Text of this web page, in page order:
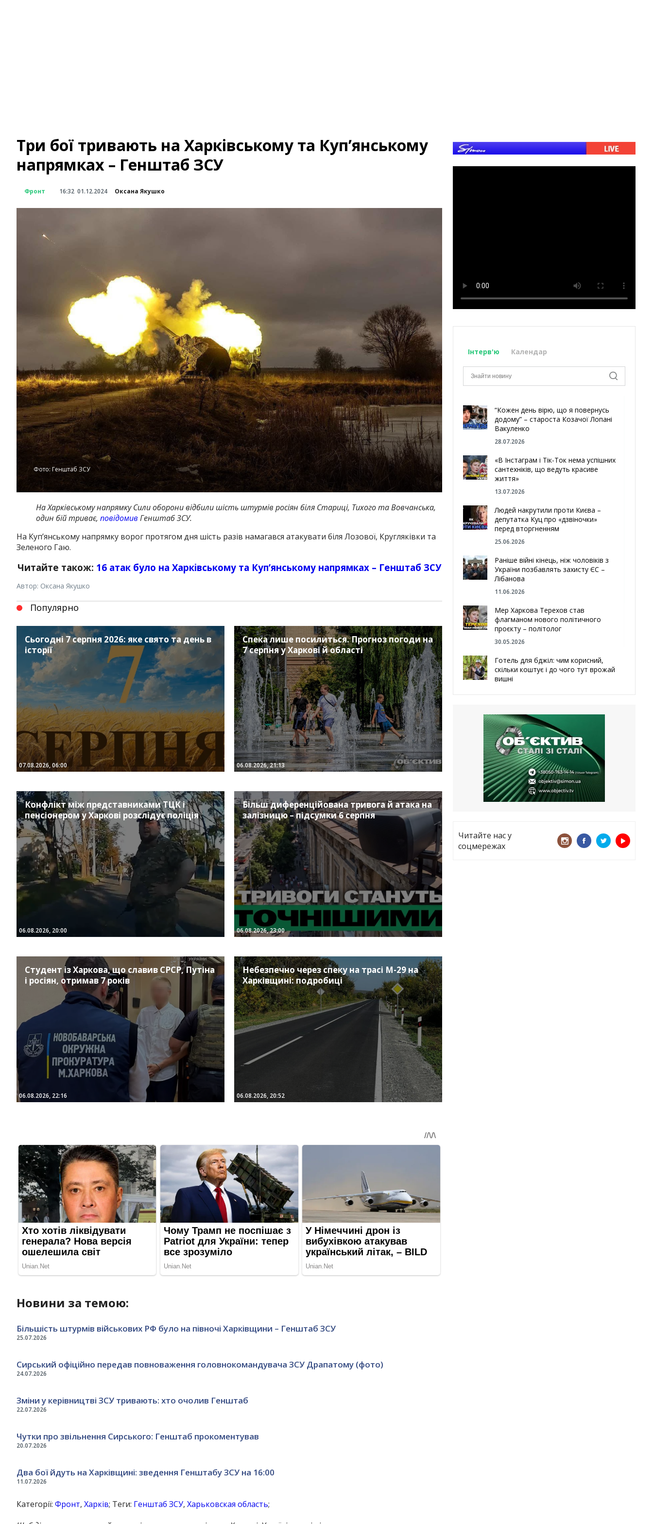
Три бої тривають на Харківському та Куп’янському
напрямках – Генштаб ЗСУ
Фронт 16:32 01.12.2024 Оксана Якушко
Фото: Генштаб ЗСУ
На Харківському напрямку Сили оборони відбили шість штурмів росіян біля Стариці, Тихого та Вовчанська,
один бій триває, повідомив Генштаб ЗСУ.
На Куп’янському напрямку ворог протягом дня шість разів намагався атакувати біля Лозової, Кругляківки та
Зеленого Гаю.
Читайте також: 16 атак було на Харківському та Куп’янському напрямках – Генштаб ЗСУ
Автор: Оксана Якушко
Популярно
Сьогодні 7 серпня 2026: яке свято та день в
історії
07.08.2026, 06:00
Спека лише посилиться. Прогноз погоди на
7 серпня у Харкові й області
06.08.2026, 21:13
Конфлікт між представниками ТЦК і
пенсіонером у Харкові розслідує поліція
06.08.2026, 20:00
Більш диференційована тривога й атака на
залізницю – підсумки 6 серпня
06.08.2026, 23:00
Студент із Харкова, що славив СРСР, Путіна
і росіян, отримав 7 років
06.08.2026, 22:16
Небезпечно через спеку на трасі М-29 на
Харківщині: подробиці
06.08.2026, 20:52
Новини за темою:
25.07.2026
Більшість штурмів військових РФ було на півночі Харківщини – Генштаб ЗСУ
24.07.2026
Сирський офіційно передав повноваження головнокомандувача ЗСУ Драпатому (фото)
22.07.2026
Зміни у керівництві ЗСУ тривають: хто очолив Генштаб
20.07.2026
Чутки про звільнення Сирського: Генштаб прокоментував
11.07.2026
Два бої йдуть на Харківщині: зведення Генштабу ЗСУ на 16:00
Категорії: Фронт, Харків; Теги: Генштаб ЗСУ, Харьковская область;
Інтерв'ю Календар
“Кожен день вірю, що я повернусь
додому” – староста Козачої Лопані
Вакуленко
28.07.2026
«В Інстаграм і Тік-Ток нема успішних
сантехніків, що ведуть красиве
життя»
13.07.2026
Людей накрутили проти Києва –
депутатка Куц про «дзвіночки»
перед вторгненням
25.06.2026
Раніше війні кінець, ніж чоловіків з
України позбавлять захисту ЄС –
Лібанова
11.06.2026
Мер Харкова Терехов став
флагманом нового політичного
проєкту – політолог
30.05.2026
Готель для бджіл: чим корисний,
скільки коштує і до чого тут врожай
вишні
Чугуєва, міста, яке встояло попри
все
21.05.2026
«ТЦК порушує закон? Нехай
платять!» Як завдяки штрафу жінку
виключили з обліку
15.05.2026
Читайте нас у
соцмережах
Instagram
Facebook
Twitter Youtube